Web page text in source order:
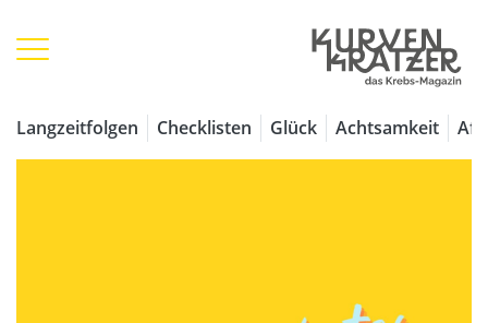
Langzeitfolgen Checklisten Glück Achtsamkeit